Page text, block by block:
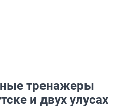
тренажеры
и двух улусах